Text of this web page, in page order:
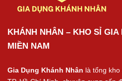
KHÁNH NHÂN – KHO SỈ
MIỀN NAM
Gia Dụng Khánh Nhân là tổng